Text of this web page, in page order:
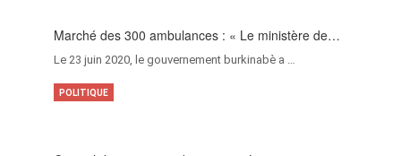
Marché des 300 ambulances : « Le ministère de…
Le 23 juin 2020, le gouvernement burkinabè a …
POLITIQUE